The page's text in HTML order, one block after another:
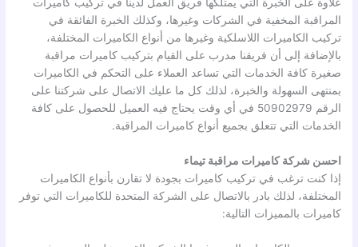
علاوة على الخبرة التي يمتلكها فريق العمل لدينا في تركيب كاميرات
المراقبة المخفية في الشركات وغيرها، وكذلك الخبرة الفائقة في
تركيب الكاميرات اللاسلكية وغيرها من أنواع الكاميرات المختلفة،
بالإضافة إلى أن فريقنا مدرب على القيام بتركيب كاميرات مراقبة
صغيرة كافة الخدمات التي تساعد العملاء على التحكم في الكاميرات
بمنتهى السهولة والخبرة، لذلك كل ما عليك الاتصال على شركتنا على
الرقم 50902979 في أي وقت يحتاج فيه العميل للحصول على كافة
الخدمات التي تتعلق بجميع أنواع كاميرات المراقبة.
احسن شركة كاميرات مراقبة تيماء
إذا كنت ترغب في تركيب كاميرات بجودة لا تقارن بأنواع الكاميرات
المختلفة، لذلك بادر بالاتصال على الشركة المتحدة للكاميرات التي توفر
كاميرات بالمميزات التالية: